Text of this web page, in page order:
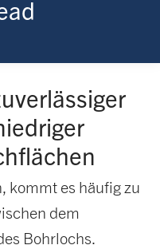
kommt es häufig zu
dem
Bohrlochs.